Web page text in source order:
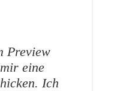
Preview
eine
Ich